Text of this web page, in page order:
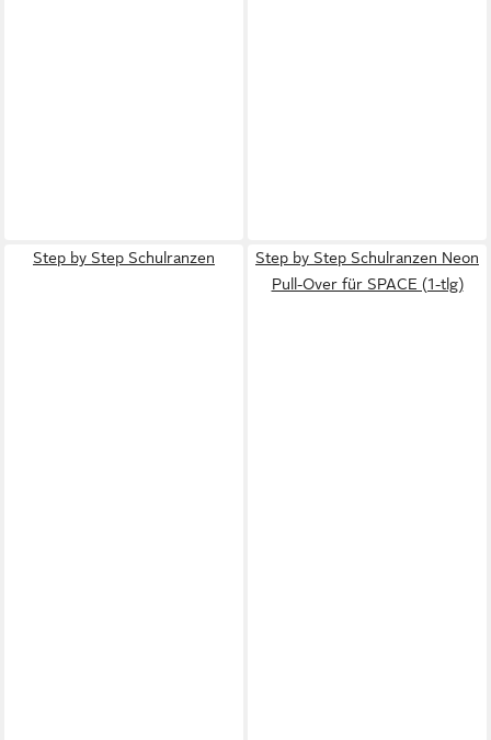
Step by Step Schulranzen
Step by Step Schulranzen Neon
Pull-Over für SPACE (1-tlg)